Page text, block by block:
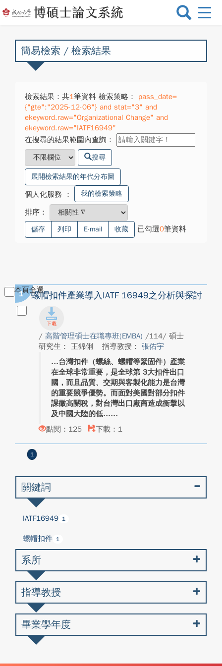
選
換
簡易檢索 / 檢索結果
檢索結果：共1筆資料 檢索策略：
pass_date=
{"gte":"2025-12-06"} and stat="3" and
ekeyword.raw="Organizational Change" and
ekeyword.raw="IATF16949"
在搜尋的結果範圍內查詢：
搜尋
展開檢索結果的年代分布圖
個人化服務 ： 我的檢索策略
排序：
儲存 列印 E-mail 收藏 已勾選0筆資料
本頁全選
1 螺帽扣件產業導入IATF 16949之分析與探討
/ 高階管理碩士在職專班(EMBA) /114/ 碩士
研究生： 王錦俐
指導教授： 張佑宇
台灣扣件（螺絲、螺帽等緊固件）產業
在全球非常重要，是全球第 3大扣件出口
國，而且品質、交期與客製化能力是台灣
的重要競爭優勢。而面對美國對部分扣件
課徵高關稅，對台灣出口廠商造成衝擊以
及中國大陸的低...
點閱：125
下載：1
1
關鍵詞
IATF16949 1
螺帽扣件 1
系所
指導教授
畢業學年度